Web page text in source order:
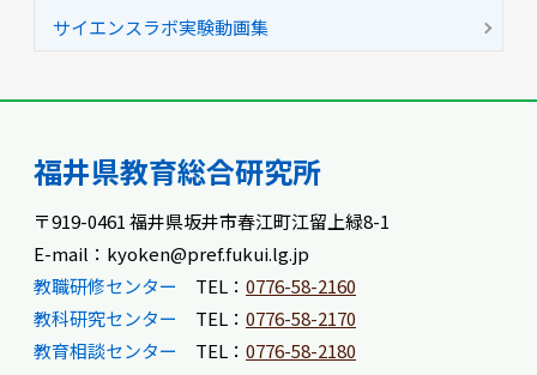
サイエンスラボ実験動画集
福井県教育総合研究所
〒919-0461 福井県坂井市春江町江留上緑8-1
E-mail：kyoken@pref.fukui.lg.jp
教職研修センター
TEL： 0776-58-2160
教科研究センター
TEL： 0776-58-2170
教育相談センター
TEL： 0776-58-2180